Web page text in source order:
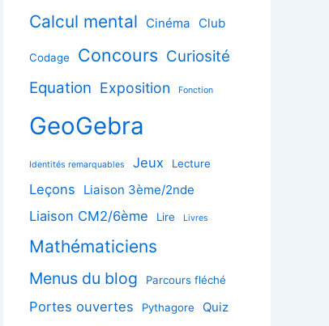
Calcul mental
Cinéma Club
Codage Concours Curiosité
Equation Exposition Fonction
GeoGebra
Identités remarquables Jeux Lecture
Leçons Liaison 3ème/2nde
Liaison CM2/6ème Lire Livres
Mathématiciens
Menus du blog Parcours fléché
Portes ouvertes Pythagore Quiz